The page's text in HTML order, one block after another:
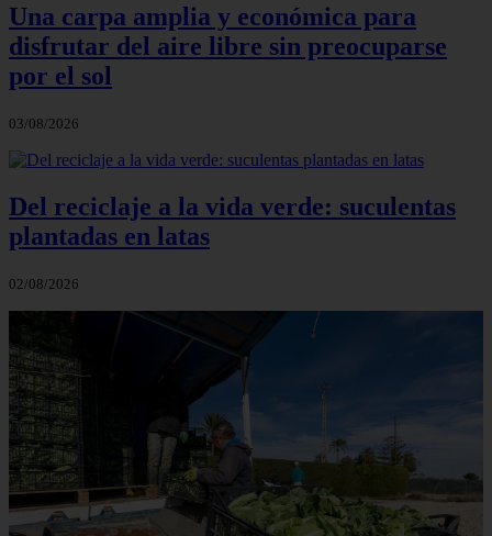
Una carpa amplia y económica para
disfrutar del aire libre sin preocuparse
por el sol
03/08/2026
Del reciclaje a la vida verde: suculentas
plantadas en latas
02/08/2026